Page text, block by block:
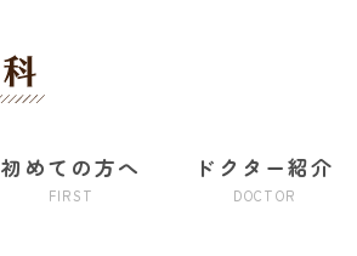
初めての方へ
FIRST
ドクター紹介
DOCTOR